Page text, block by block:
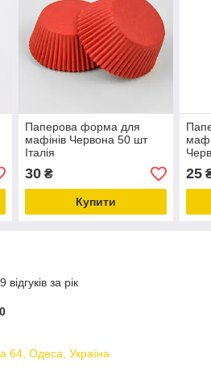
Паперова форма для
мафінів Червона 50 шт
Італія
30₴
Купити
25
за рік
64, Одеса, Україна